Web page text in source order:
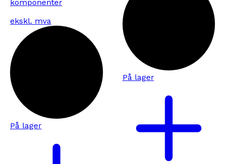
komponenter
ekskl. mva
På lager
På lager